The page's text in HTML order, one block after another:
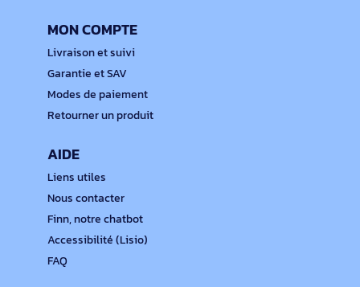
MON COMPTE
Livraison et suivi
Garantie et SAV
Modes de paiement
Retourner un produit
AIDE
Liens utiles
Nous contacter
Finn, notre chatbot
Accessibilité (Lisio)
FAQ